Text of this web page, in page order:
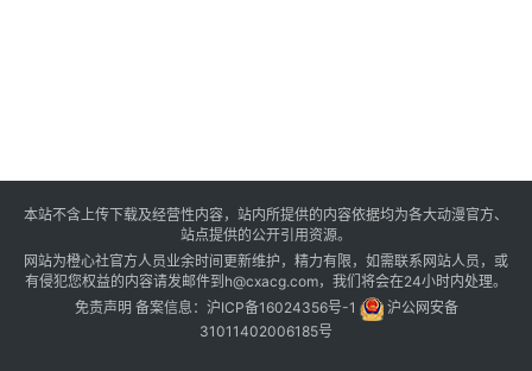
本站不含上传下载及经营性内容，站内所提供的内容依据均为各大动漫官方、
站点提供的公开引用资源。
网站为橙心社官方人员业余时间更新维护，精力有限，如需联系网站人员，或
有侵犯您权益的内容请发邮件到h@cxacg.com，我们将会在24小时内处理。
免责声明 备案信息： 沪ICP备16024356号-1
沪公网安备
31011402006185号